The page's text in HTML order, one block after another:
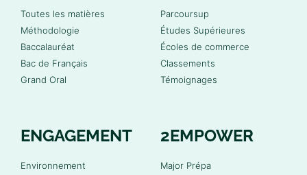
Toutes les matières
Méthodologie
Baccalauréat
Bac de Français
Grand Oral
Parcoursup
Études Supérieures
Écoles de commerce
Classements
Témoignages
ENGAGEMENT
Environnement
2EMPOWER
Major Prépa